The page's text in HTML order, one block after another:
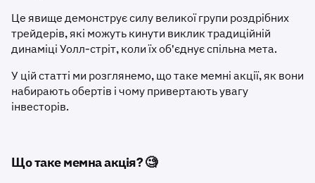
Це явище демонструє силу великої групи роздрібних
трейдерів, які можуть кинути виклик традиційній
динаміці Уолл-стріт, коли їх об'єднує спільна мета.
У цій статті ми розглянемо, що таке мемні акції, як вони
набирають обертів і чому привертають увагу
інвесторів.
Що таке мемна акція? 🧐